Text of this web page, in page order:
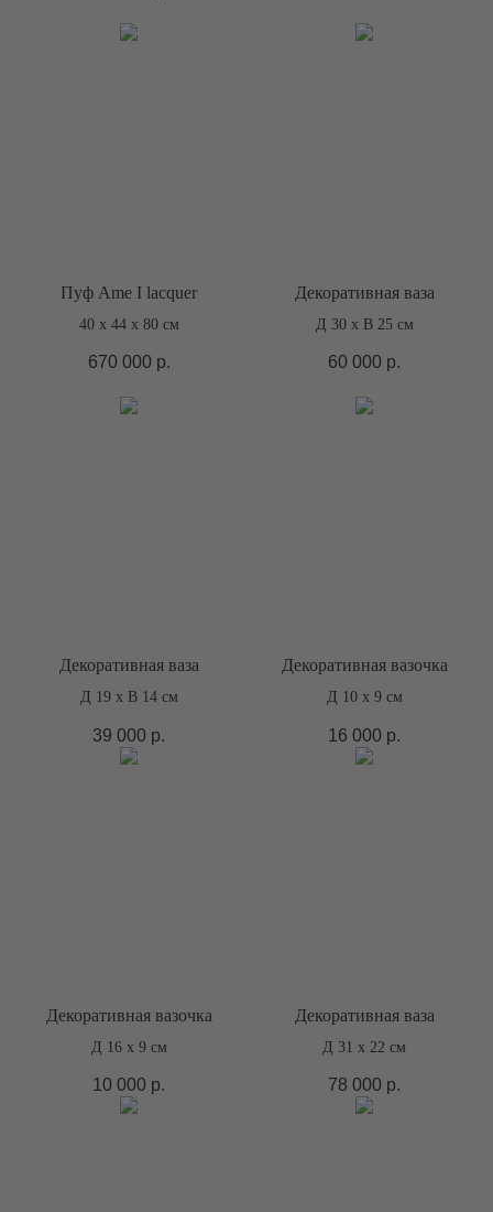
Пуф Ame I lacquer
40 х 44 х 80 см
670 000 р.
Декоративная ваза
Д 30 х В 25 см
60 000 р.
Декоративная ваза
Д 19 х В 14 см
39 000 р.
Декоративная вазочка
Д 10 х 9 см
16 000 р.
Декоративная вазочка
Д 16 х 9 см
10 000 р.
Декоративная ваза
Д 31 х 22 см
78 000 р.